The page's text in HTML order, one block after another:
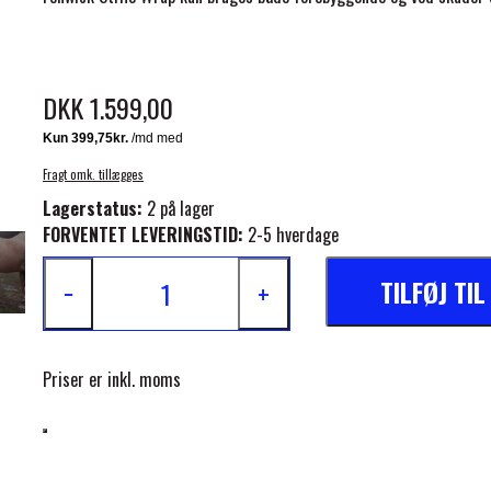
DKK 1.599,00
Fragt omk. tillægges
Lagerstatus: 2 på lager
FORVENTET LEVERINGSTID: 2-5 hverdage
− + TILFØJ
Priser er inkl. moms